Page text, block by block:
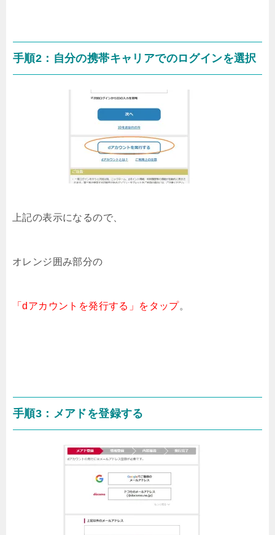
手順2：自分の携帯キャリアでのログインを選択
上記の表示になるので、
オレンジ囲み部分の
「dアカウントを発行する」をタップ。
手順3：メアドを登録する